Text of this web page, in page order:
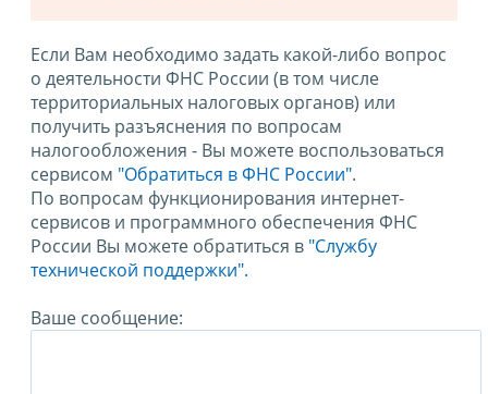
Если Вам необходимо задать какой-либо вопрос
о деятельности ФНС России (в том числе
территориальных налоговых органов) или
получить разъяснения по вопросам
налогообложения - Вы можете воспользоваться
сервисом "Обратиться в ФНС России".
По вопросам функционирования интернет-
сервисов и программного обеспечения ФНС
России Вы можете обратиться в "Службу
технической поддержки".
Ваше сообщение: